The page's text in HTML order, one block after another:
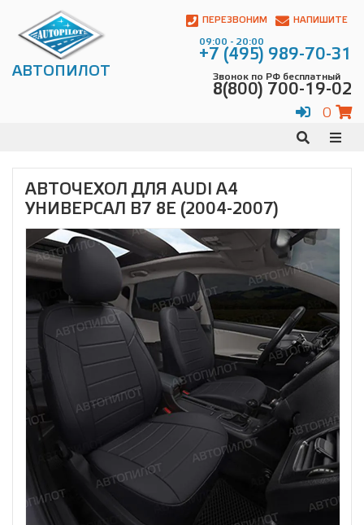
АВТОПИЛОТ
ПЕРЕЗВОНИМ НАПИШИТЕ
09:00 - 20:00
+7 (495) 989-70-31
Звонок по РФ бесплатный
8(800) 700-19-02
0
АВТОЧЕХОЛ ДЛЯ AUDI A4
УНИВЕРСАЛ B7 8E (2004-2007)
Контакты:
Адрес:
Чагинская
700-
Телефон:+7
(495)
почта:
info@avtopilot1.ru